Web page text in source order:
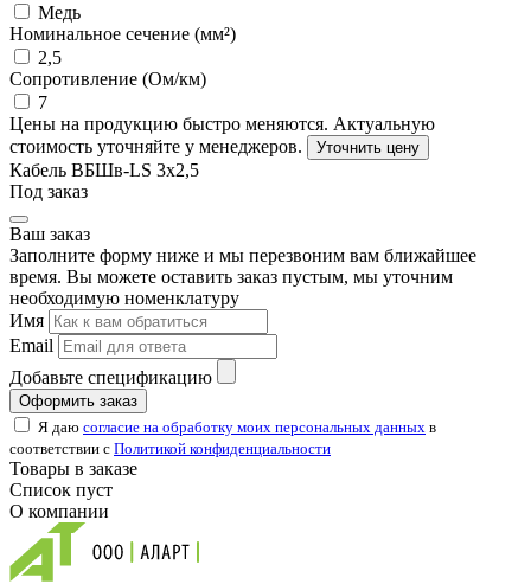
Медь
Номинальное сечение (мм²)
2,5
Сопротивление (Ом/км)
7
Цены на продукцию быстро меняются. Актуальную
стоимость уточняйте у менеджеров.
Уточнить цену
Кабель ВБШв-LS 3х2,5
Под заказ
Ваш заказ
Заполните форму ниже и мы перезвоним вам ближайшее
время. Вы можете оставить заказ пустым, мы уточним
необходимую номенклатуру
Имя
Email
Добавьте спецификацию
Оформить заказ
Я даю согласие на обработку моих персональных данных в
соответствии с Политикой конфиденциальности
Товары в заказе
Список пуст
О компании